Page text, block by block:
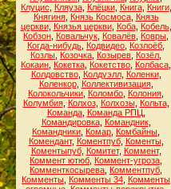
Клуцис
Кляуза, Клёцки, Книга, Книги,
Княгиня, Князь Космоса, Князь
церкви, Князья церкви, Коба, Кобель,
Кобзон Ковальчук Ковалёв Ковры
Когда-нибудь Кодвидео Козлоёб
Козлы Козочка Козырев Козёл
Кокаин Кокетка Кокетство Колбаса
Колдовство, Колдуэлл, Коленки,
Коленкор, Коллективизация,
Колокольчики Коломбо Колония
Колумбия, Колхоз, Колхозы, Кольта,
Команда, Команда РПЦ
Командировка, Командник,
Командники Комар Комбайны
Комендант, Коментпуб, Коменты,
Коментыпуб, Комитет, Коммент,
Коммент ютюб Коммент-угроза
Комменткосырева Комментпуб
Комменты Комменты 34 Комменты